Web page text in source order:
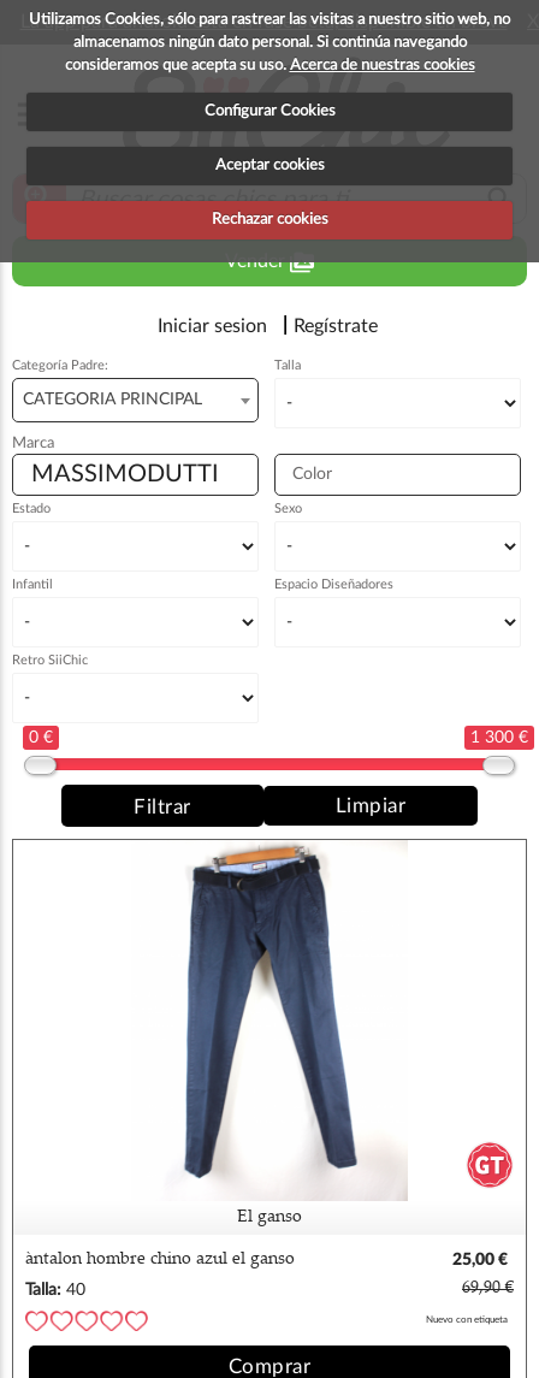
Utilizamos Cookies, sólo para rastrear las visitas a nuestro sitio web, no
almacenamos ningún dato personal. Si continúa navegando
consideramos que acepta su uso. Acerca de nuestras cookies
Configurar Cookies
Aceptar cookies
Rechazar cookies
La app para android esta en fase beta, disponible en breve
zoom_in search
Venderperm_media
Iniciar sesion Regístrate
Categoría Padre:
CATEGORIA PRINCIPAL
Talla
Marca
Color
Estado Sexo
Infantil Espacio Diseñadores
Retro SiiChic
0 € 1 300 €
Filtrar Limpiar
El ganso
àntalon hombre chino azul el ganso
25,00 €
Talla: 40 69,90 €
Nuevo con etiqueta
Comprar